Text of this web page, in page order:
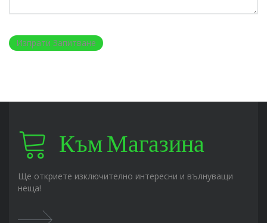
Към Магазина
Ще откриете изключително интересни и вълнуващи
неща!